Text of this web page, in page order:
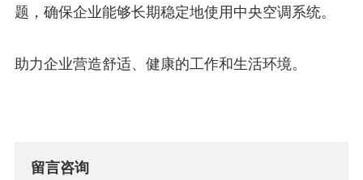
题，确保企业能够长期稳定地使用中央空调系统。
助力企业营造舒适、健康的工作和生活环境。
留言咨询